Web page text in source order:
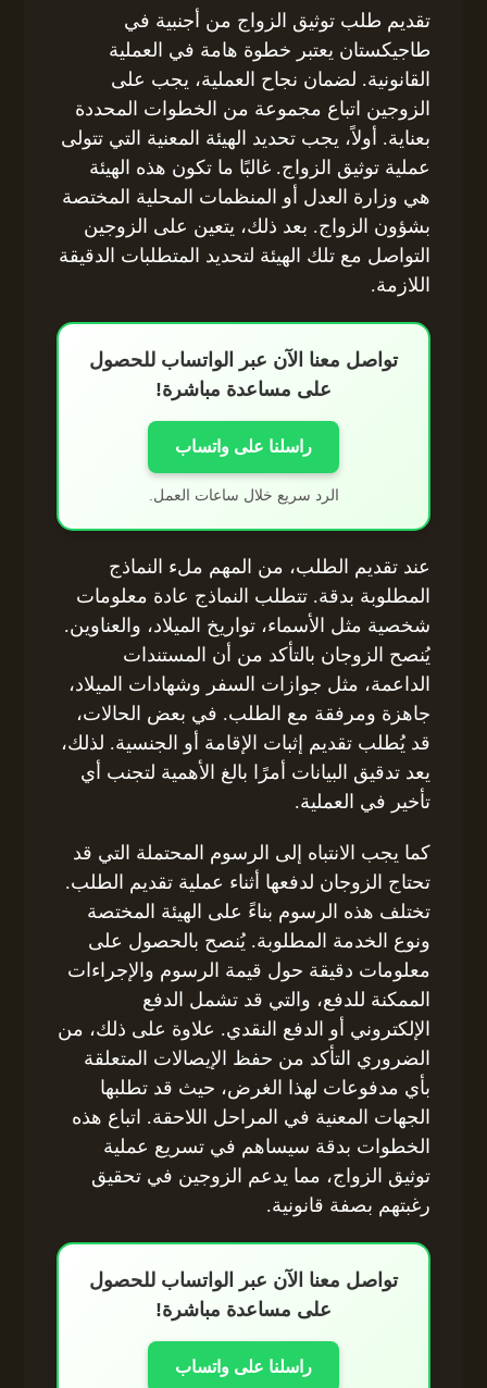
تقديم طلب توثيق الزواج من أجنبية في
طاجيكستان يعتبر خطوة هامة في العملية
القانونية. لضمان نجاح العملية، يجب على
الزوجين اتباع مجموعة من الخطوات المحددة
بعناية. أولاً، يجب تحديد الهيئة المعنية التي تتولى
عملية توثيق الزواج. غالبًا ما تكون هذه الهيئة
هي وزارة العدل أو المنظمات المحلية المختصة
بشؤون الزواج. بعد ذلك، يتعين على الزوجين
التواصل مع تلك الهيئة لتحديد المتطلبات الدقيقة
اللازمة.
تواصل معنا الآن عبر الواتساب للحصول
على مساعدة مباشرة!
راسلنا على واتساب
الرد سريع خلال ساعات العمل.
عند تقديم الطلب، من المهم ملء النماذج
المطلوبة بدقة. تتطلب النماذج عادة معلومات
شخصية مثل الأسماء، تواريخ الميلاد، والعناوين.
يُنصح الزوجان بالتأكد من أن المستندات
الداعمة، مثل جوازات السفر وشهادات الميلاد،
جاهزة ومرفقة مع الطلب. في بعض الحالات،
قد يُطلب تقديم إثبات الإقامة أو الجنسية. لذلك،
يعد تدقيق البيانات أمرًا بالغ الأهمية لتجنب أي
تأخير في العملية.
كما يجب الانتباه إلى الرسوم المحتملة التي قد
تحتاج الزوجان لدفعها أثناء عملية تقديم الطلب.
تختلف هذه الرسوم بناءً على الهيئة المختصة
ونوع الخدمة المطلوبة. يُنصح بالحصول على
معلومات دقيقة حول قيمة الرسوم والإجراءات
الممكنة للدفع، والتي قد تشمل الدفع
الإلكتروني أو الدفع النقدي. علاوة على ذلك، من
الضروري التأكد من حفظ الإيصالات المتعلقة
بأي مدفوعات لهذا الغرض، حيث قد تطلبها
الجهات المعنية في المراحل اللاحقة. اتباع هذه
الخطوات بدقة سيساهم في تسريع عملية
توثيق الزواج، مما يدعم الزوجين في تحقيق
رغبتهم بصفة قانونية.
تواصل معنا الآن عبر الواتساب للحصول
على مساعدة مباشرة!
راسلنا على واتساب